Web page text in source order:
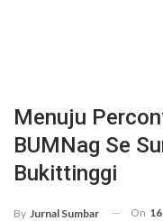
Menuju
BUMNag Se
Bukittinggi
By Jurnal Sumbar On